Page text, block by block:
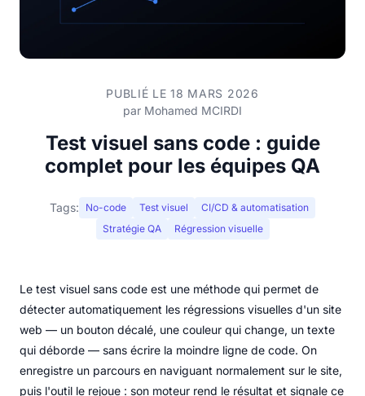
PUBLIÉ LE 18 MARS 2026
par Mohamed MCIRDI
Test visuel sans code : guide
complet pour les équipes QA
Tags: No-code Test visuel
CI/CD & automatisation
Stratégie QA
Régression visuelle
Le test visuel sans code est une méthode qui permet de
détecter automatiquement les régressions visuelles d'un site
web — un bouton décalé, une couleur qui change, un texte
qui déborde — sans écrire la moindre ligne de code. On
enregistre un parcours en naviguant normalement sur le site,
puis l'outil le rejoue : son moteur rend le résultat et signale ce